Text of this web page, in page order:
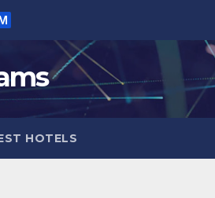
HOTELS